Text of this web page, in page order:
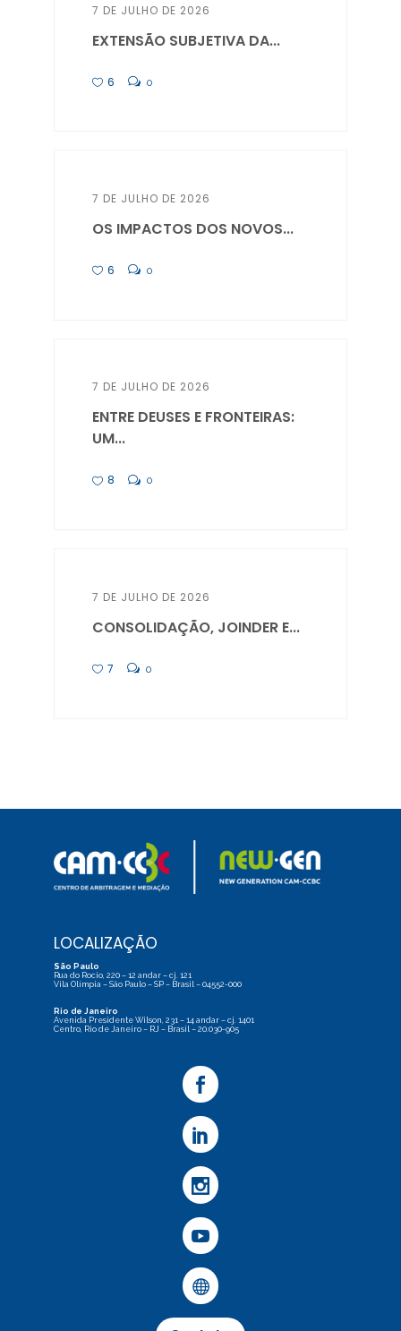
7 DE JULHO DE 2026
EXTENSÃO SUBJETIVA DA...
6 0
7 DE JULHO DE 2026
OS IMPACTOS DOS NOVOS...
6 0
7 DE JULHO DE 2026
ENTRE DEUSES E FRONTEIRAS:
UM...
8 0
7 DE JULHO DE 2026
CONSOLIDAÇÃO, JOINDER E...
7 0
LOCALIZAÇÃO
São Paulo
Rua do Rocio, 220 – 12 andar – cj. 121
Vila Olímpia – São Paulo – SP – Brasil – 04552-000
Rio de Janeiro
Avenida Presidente Wilson, 231 – 14 andar – cj. 1401
Centro, Rio de Janeiro – RJ – Brasil – 20.030-905